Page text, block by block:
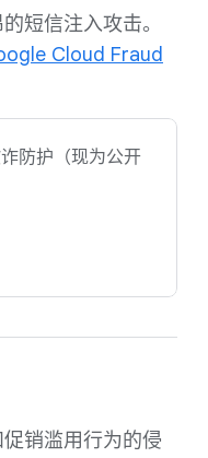
短信注入攻击。
Cloud Fraud
防护（现为公开
销滥用行为的侵